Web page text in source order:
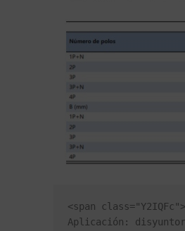
<span
Aplicación: